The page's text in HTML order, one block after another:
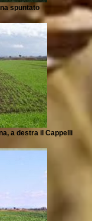
spuntato
a destra il Cappelli